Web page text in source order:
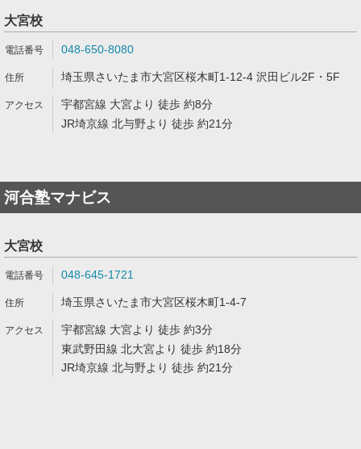
大宮校
048-650-8080
埼玉県さいたま市大宮区桜木町1-12-4 沢田ビル2F・5F
宇都宮線 大宮より 徒歩 約8分
JR埼京線 北与野より 徒歩 約21分
河合塾マナビス
大宮校
048-645-1721
埼玉県さいたま市大宮区桜木町1-4-7
宇都宮線 大宮より 徒歩 約3分
東武野田線 北大宮より 徒歩 約18分
JR埼京線 北与野より 徒歩 約21分